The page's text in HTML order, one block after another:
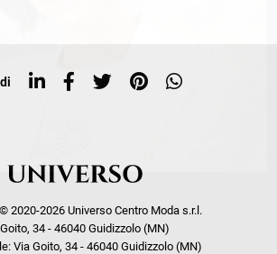
Top ricerche
2020-2026 Universo Centro Moda s.r.l.
34 - 46040 Guidizzolo (MN)
Via Goito, 34 - 46040 Guidizzolo (MN)